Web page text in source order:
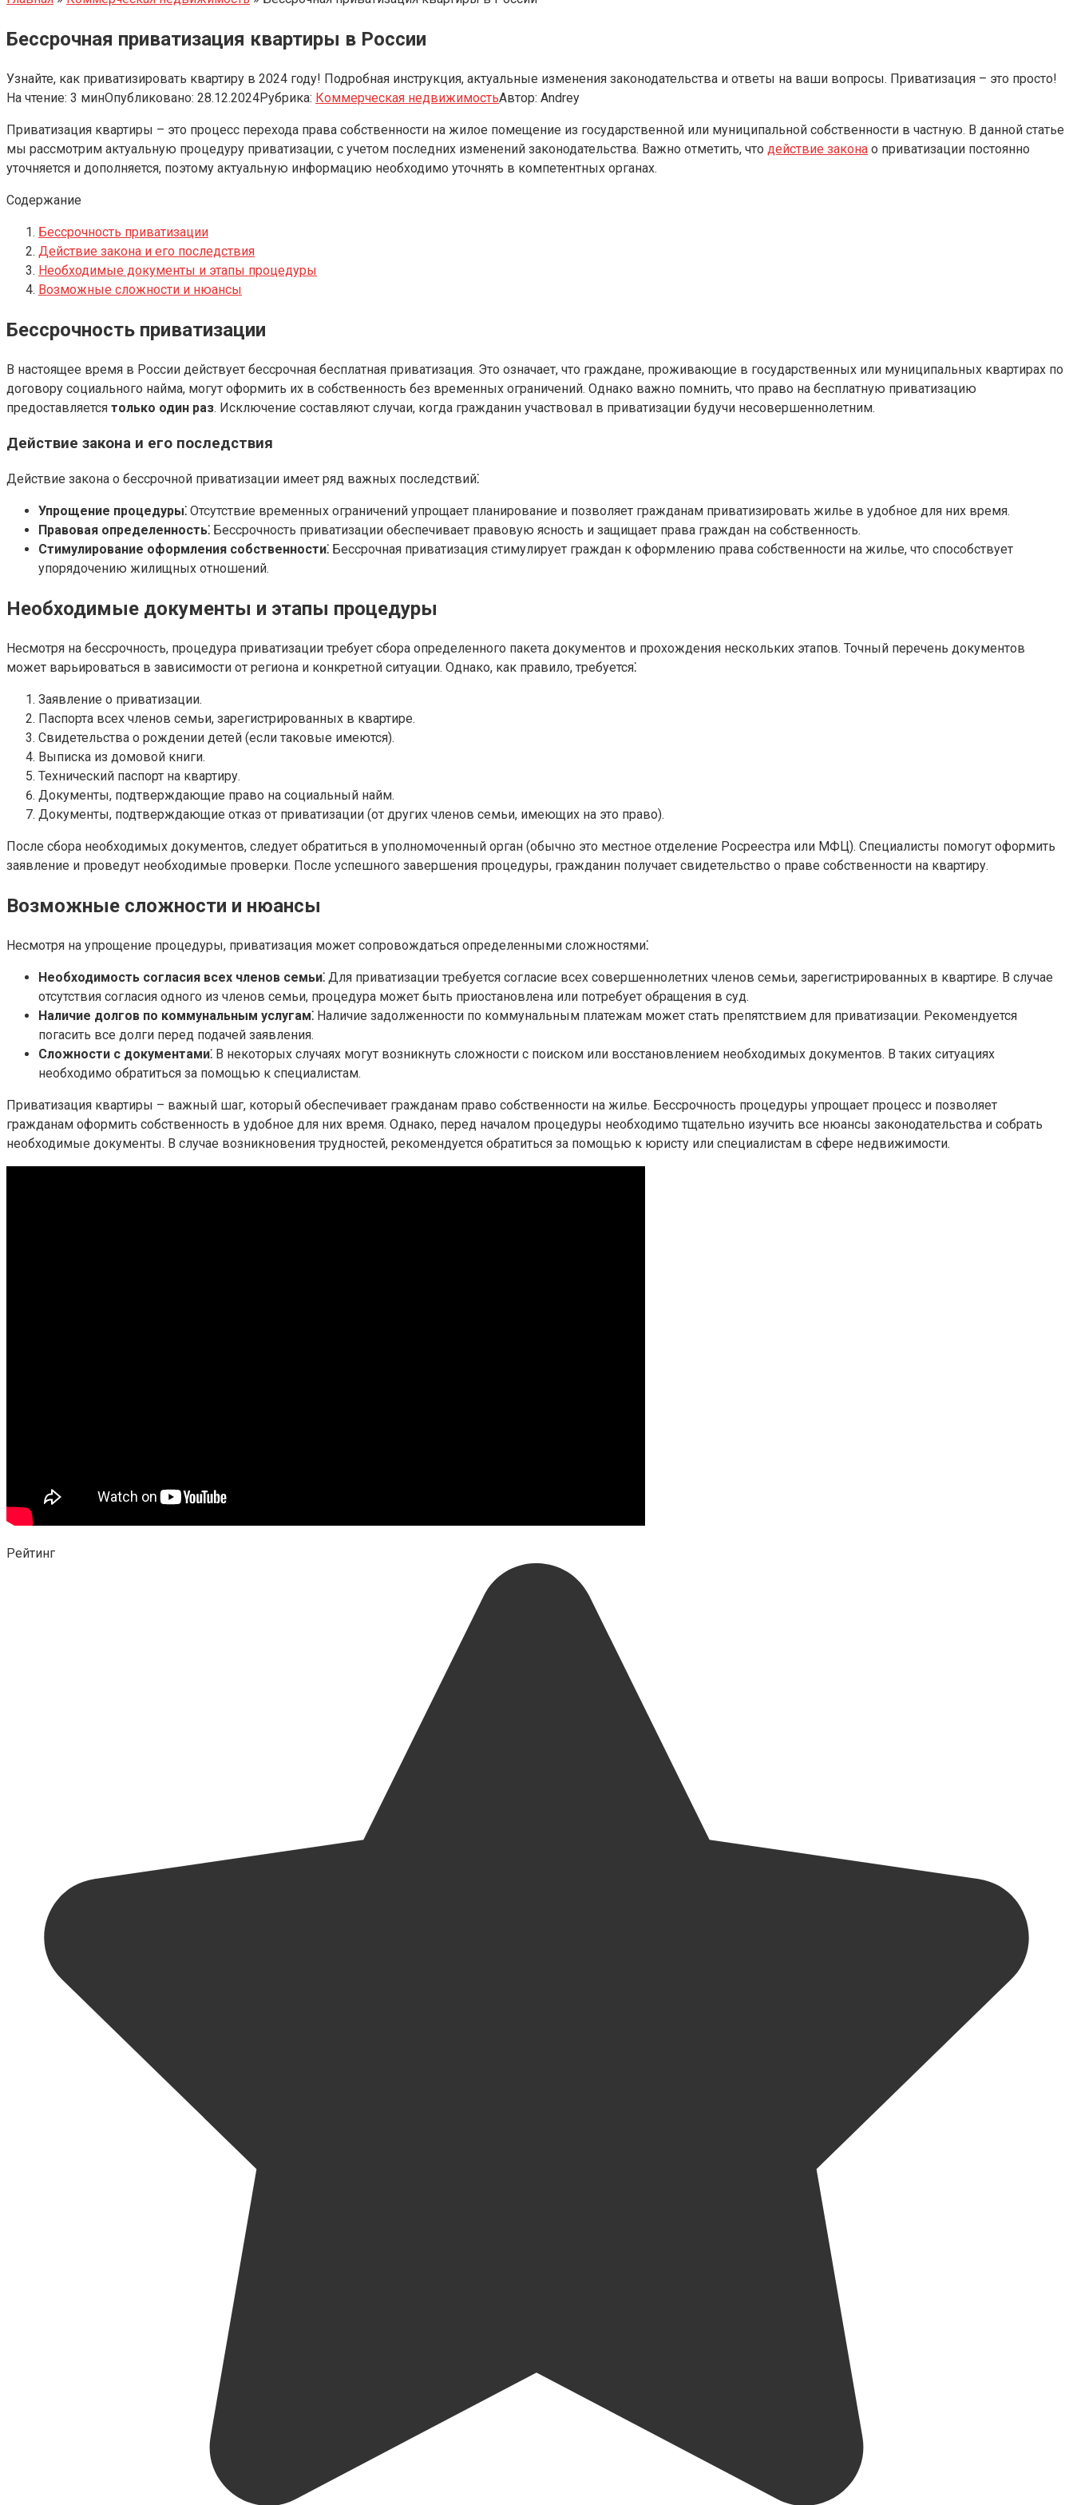
Бессрочная приватизация квартиры в России
Узнайте, как приватизировать квартиру в 2024 году! Подробная инструкция, актуальные изменения законодательства и ответы на ваши вопросы. Приватизация – это просто!
На чтение: 3 минОпубликовано: 28.12.2024Рубрика: Коммерческая недвижимостьАвтор: Andrey
Приватизация квартиры – это процесс перехода права собственности на жилое помещение из государственной или муниципальной собственности в частную. В данной статье
мы рассмотрим актуальную процедуру приватизации, с учетом последних изменений законодательства. Важно отметить, что действие закона о приватизации постоянно
уточняется и дополняется, поэтому актуальную информацию необходимо уточнять в компетентных органах.
Содержание
Бессрочность приватизации
Действие закона и его последствия
Необходимые документы и этапы процедуры
Возможные сложности и нюансы
Бессрочность приватизации
В настоящее время в России действует бессрочная бесплатная приватизация. Это означает, что граждане, проживающие в государственных или муниципальных квартирах по
договору социального найма, могут оформить их в собственность без временных ограничений. Однако важно помнить, что право на бесплатную приватизацию
предоставляется только один раз. Исключение составляют случаи, когда гражданин участвовал в приватизации будучи несовершеннолетним.
Действие закона и его последствия
Действие закона о бессрочной приватизации имеет ряд важных последствий⁚
Упрощение процедуры⁚ Отсутствие временных ограничений упрощает планирование и позволяет гражданам приватизировать жилье в удобное для них время.
Правовая определенность⁚ Бессрочность приватизации обеспечивает правовую ясность и защищает права граждан на собственность.
Стимулирование оформления собственности⁚ Бессрочная приватизация стимулирует граждан к оформлению права собственности на жилье, что способствует
упорядочению жилищных отношений.
Необходимые документы и этапы процедуры
Несмотря на бессрочность, процедура приватизации требует сбора определенного пакета документов и прохождения нескольких этапов. Точный перечень документов
может варьироваться в зависимости от региона и конкретной ситуации. Однако, как правило, требуется⁚
Заявление о приватизации.
Паспорта всех членов семьи, зарегистрированных в квартире.
Свидетельства о рождении детей (если таковые имеются).
Выписка из домовой книги.
Технический паспорт на квартиру.
Документы, подтверждающие право на социальный найм.
Документы, подтверждающие отказ от приватизации (от других членов семьи, имеющих на это право).
После сбора необходимых документов, следует обратиться в уполномоченный орган (обычно это местное отделение Росреестра или МФЦ). Специалисты помогут оформить
заявление и проведут необходимые проверки. После успешного завершения процедуры, гражданин получает свидетельство о праве собственности на квартиру.
Возможные сложности и нюансы
Несмотря на упрощение процедуры, приватизация может сопровождаться определенными сложностями⁚
Необходимость согласия всех членов семьи⁚ Для приватизации требуется согласие всех совершеннолетних членов семьи, зарегистрированных в квартире. В случае
отсутствия согласия одного из членов семьи, процедура может быть приостановлена или потребует обращения в суд.
Наличие долгов по коммунальным услугам⁚ Наличие задолженности по коммунальным платежам может стать препятствием для приватизации. Рекомендуется
погасить все долги перед подачей заявления.
Сложности с документами⁚ В некоторых случаях могут возникнуть сложности с поиском или восстановлением необходимых документов. В таких ситуациях
необходимо обратиться за помощью к специалистам.
Приватизация квартиры – важный шаг, который обеспечивает гражданам право собственности на жилье. Бессрочность процедуры упрощает процесс и позволяет
гражданам оформить собственность в удобное для них время. Однако, перед началом процедуры необходимо тщательно изучить все нюансы законодательства и собрать
необходимые документы. В случае возникновения трудностей, рекомендуется обратиться за помощью к юристу или специалистам в сфере недвижимости.
Рейтинг